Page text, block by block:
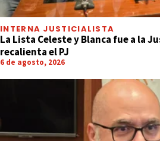
INTERNA JUSTICIALISTA
La Lista Celeste y Blanca fue a la
recalienta el PJ
6 de agosto, 2026